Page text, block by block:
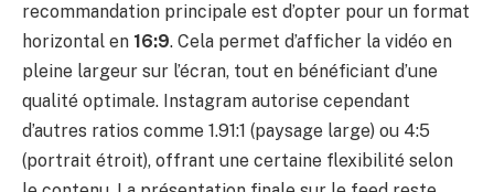
recommandation principale est d’opter pour un format
horizontal en 16:9. Cela permet d’afficher la vidéo en
pleine largeur sur l’écran, tout en bénéficiant d’une
qualité optimale. Instagram autorise cependant
d’autres ratios comme 1.91:1 (paysage large) ou 4:5
(portrait étroit), offrant une certaine flexibilité selon